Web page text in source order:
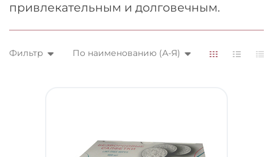
привлекательным и долговечным.
Фильтр По наименованию (А-Я)